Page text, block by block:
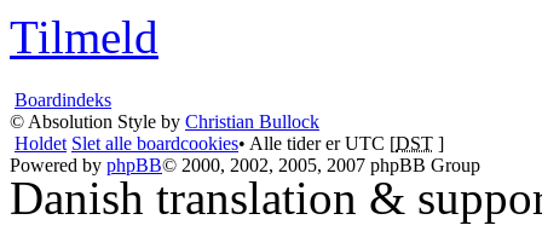
Tilmeld
Boardindeks
© Absolution Style by Christian Bullock
Holdet Slet alle boardcookies• Alle tider er UTC [DST ]
Powered by phpBB© 2000, 2002, 2005, 2007 phpBB Group
Danish translation &